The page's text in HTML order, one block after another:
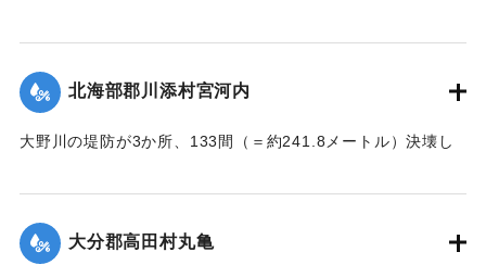
｜固有コード: 002680204
北海部郡川添村宮河内
大野川の堤防が3か所、133間（＝約241.8メートル）決壊し
｜固有コード: 002680205
大分郡高田村丸亀